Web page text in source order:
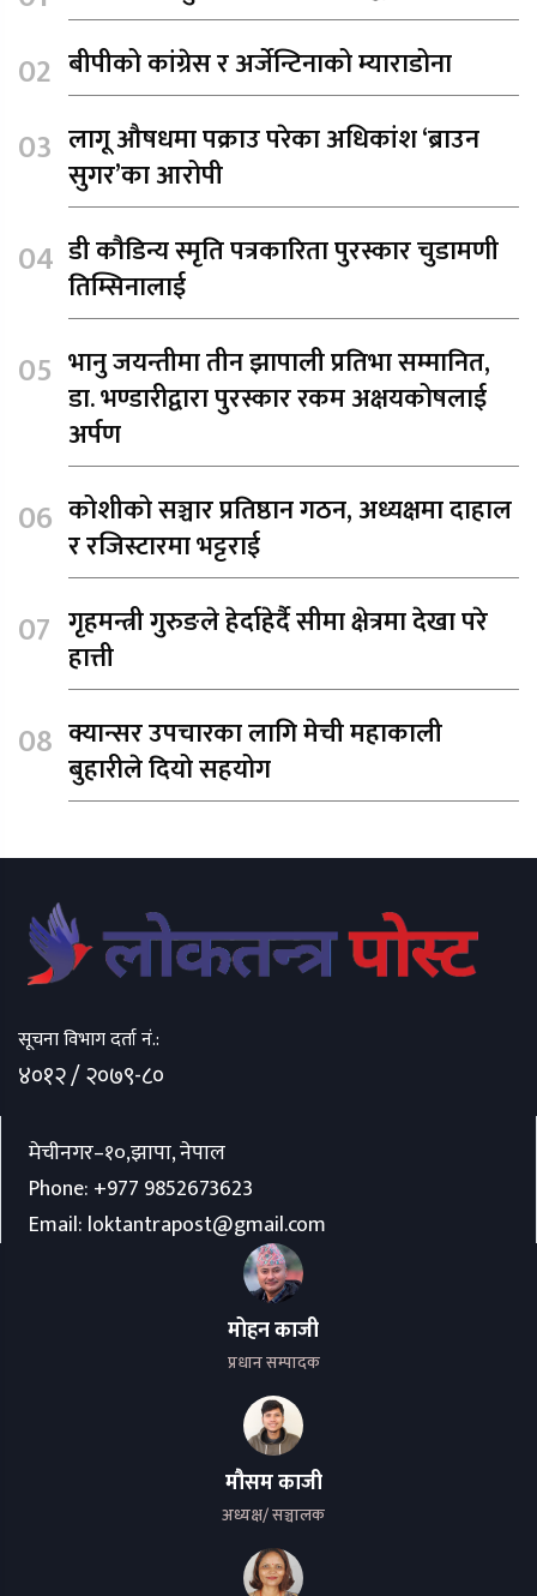
बीपीको कांग्रेस र अर्जेन्टिनाको म्याराडोना
लागू औषधमा पक्राउ परेका अधिकांश ‘ब्राउन
सुगर’का आरोपी
डी कौडिन्य स्मृति पत्रकारिता पुरस्कार चुडामणी
तिम्सिनालाई
भानु जयन्तीमा तीन झापाली प्रतिभा सम्मानित,
डा. भण्डारीद्वारा पुरस्कार रकम अक्षयकोषलाई
अर्पण
कोशीको सञ्चार प्रतिष्ठान गठन, अध्यक्षमा दाहाल
र रजिस्टारमा भट्टराई
गृहमन्त्री गुरुङले हेर्दाहेर्दै सीमा क्षेत्रमा देखा परे
हात्ती
क्यान्सर उपचारका लागि मेची महाकाली
बुहारीले दियो सहयोग
सूचना विभाग दर्ता नं.:
४०१२ / २०७९-८०
मेचीनगर–१०,झापा, नेपाल
Phone: +977 9852673623
Email: loktantrapost@gmail.com
मोहन काजी
प्रधान सम्पादक
मौसम काजी
अध्यक्ष/ सञ्चालक